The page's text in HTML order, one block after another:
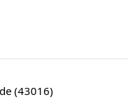
(43016)